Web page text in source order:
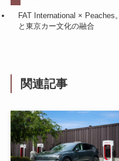
FAT International × Peaches
と東京カー文化の融合
関連記事